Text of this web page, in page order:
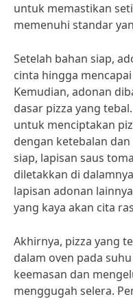
untuk memastikan
memenuhi standar
Setelah bahan siap,
cinta hingga
Kemudian, adonan
dasar pizza yang
untuk menciptakan
dengan ketebalan
siap, lapisan saus
diletakkan di
lapisan adonan
yang kaya akan cita
Akhirnya, pizza yang
dalam oven pada
keemasan dan
menggugah selera.